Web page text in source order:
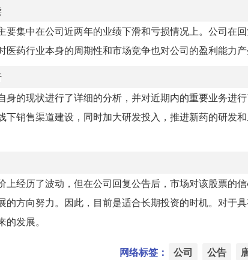
要集中在公司近两年的业绩下滑和亏损情况上。公司在
医药行业本身的周期性和市场竞争也对公司的盈利能力产
身的现状进行了详细的分析，并对近期内的重要业务进
下销售渠道建设，同时加大研发投入，推进新药的研发
上经历了波动，但在公司回复公告后，市场对该股票的
的方向努力。因此，目前是适合长期投资的时机。对于
发展。
网络标签： 公司 公告